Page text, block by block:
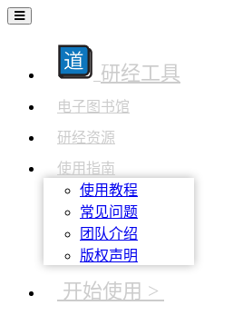
研经工具
电子图书馆
研经资源
使用指南
使用教程
常见问题
团队介绍
版权声明
开始使用 >